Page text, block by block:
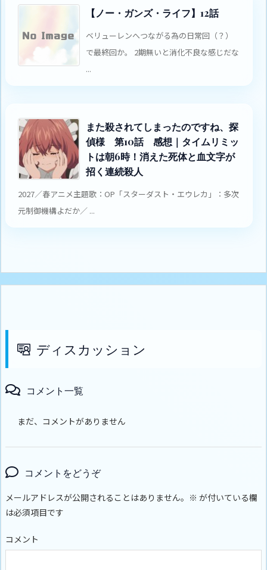
【ノー・ガンズ・ライフ】12話
ベリューレンへつながる為の日常回（？）
で最終回か。 2期無いと消化不良な感じだな
...
また殺されてしまったのですね、探
偵様 第10話 感想｜タイムリミッ
トは朝6時！消えた死体と血文字が
招く連続殺人
2027／春アニメ主題歌：OP「スターダスト・エウレカ」：多次
元制御機構よだか／ ...
ディスカッション
コメント一覧
まだ、コメントがありません
コメントをどうぞ
メールアドレスが公開されることはありません。 ※ が付いている欄
は必須項目です
コメント